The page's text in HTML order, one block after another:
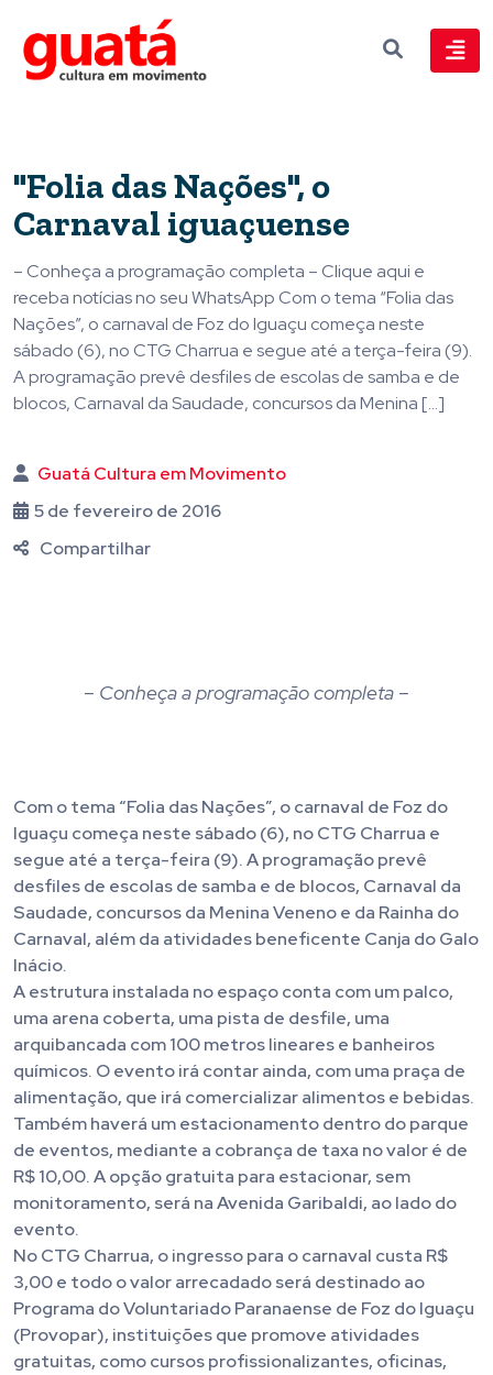
"Folia das Nações", o
Carnaval iguaçuense
– Conheça a programação completa – Clique aqui e
receba notícias no seu WhatsApp Com o tema “Folia das
Nações”, o carnaval de Foz do Iguaçu começa neste
sábado (6), no CTG Charrua e segue até a terça-feira (9).
A programação prevê desfiles de escolas de samba e de
blocos, Carnaval da Saudade, concursos da Menina […]
Guatá Cultura em Movimento
5 de fevereiro de 2016
Compartilhar
– Conheça a programação completa –
Com o tema “Folia das Nações”, o carnaval de Foz do
Iguaçu começa neste sábado (6), no CTG Charrua e
segue até a terça-feira (9). A programação prevê
desfiles de escolas de samba e de blocos, Carnaval da
Saudade, concursos da Menina Veneno e da Rainha do
Carnaval, além da atividades beneficente Canja do Galo
Inácio.
A estrutura instalada no espaço conta com um palco,
uma arena coberta, uma pista de desfile, uma
arquibancada com 100 metros lineares e banheiros
químicos. O evento irá contar ainda, com uma praça de
alimentação, que irá comercializar alimentos e bebidas.
Também haverá um estacionamento dentro do parque
de eventos, mediante a cobrança de taxa no valor é de
R$ 10,00. A opção gratuita para estacionar, sem
monitoramento, será na Avenida Garibaldi, ao lado do
evento.
No CTG Charrua, o ingresso para o carnaval custa R$
3,00 e todo o valor arrecadado será destinado ao
Programa do Voluntariado Paranaense de Foz do Iguaçu
(Provopar), instituições que promove atividades
gratuitas, como cursos profissionalizantes, oficinas,